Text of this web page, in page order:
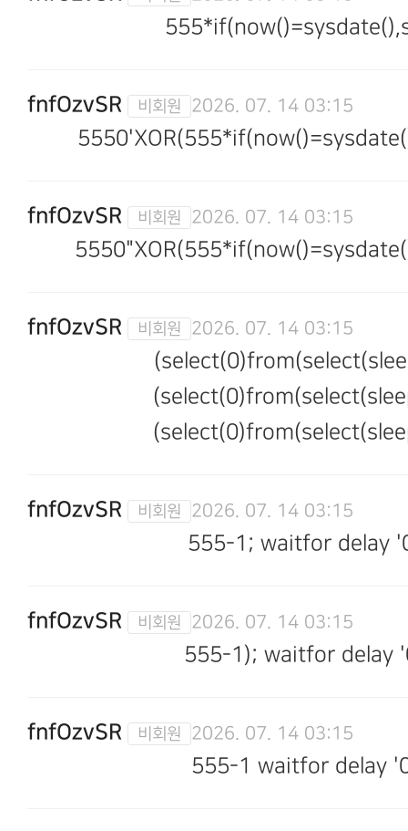
fnfOzvSR 2026. 07. 14 03:15
fnfOzvSR 2026. 07. 14 03:15
fnfOzvSR 2026. 07. 14 03:15
fnfOzvSR 2026. 07. 14 03:15
555-1; waitfor delay
fnfOzvSR 2026. 07. 14 03:15
555-1); waitfor delay
fnfOzvSR 2026. 07. 14 03:15
555-1 waitfor delay